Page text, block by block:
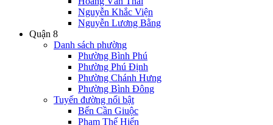
Nguyễn Khắc Viện
Nguyễn Lương Bằng
Quận 8
Danh sách phường
Phường Bình Phú
Phường Phú Định
Phường Chánh Hưng
Phường Bình Đông
Tuyến đường nổi bật
Bến Cần Giuộc
Phạm Thế Hiển